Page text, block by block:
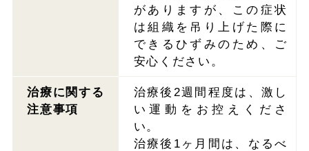
がありますが、この症状
は組織を吊り上げた際に
できるひずみのため、ご
安心ください。
治療に関する
注意事項
治療後2週間程度は、激し
い運動をお控えくださ
い。
治療後1ヶ月間は、なるべ